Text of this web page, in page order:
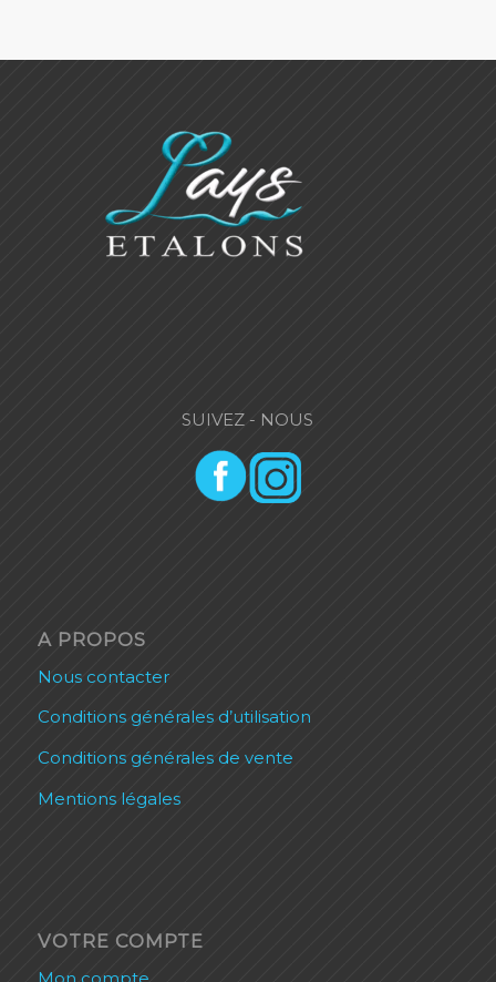
SUIVEZ - NOUS
A PROPOS
Nous contacter
Conditions générales d’utilisation
Conditions générales de vente
Mentions légales
VOTRE COMPTE
Mon compte